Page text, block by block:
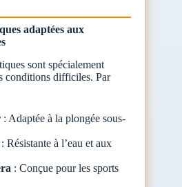
adaptées aux
sont spécialement
conditions difficiles. Par
: Adaptée à la plongée sous-
: Résistante à l’eau et aux
: Conçue pour les sports